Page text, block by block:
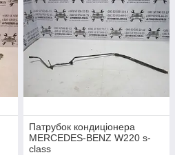
Патрубок кондиціонера
MERCEDES-BENZ W220 s-
class